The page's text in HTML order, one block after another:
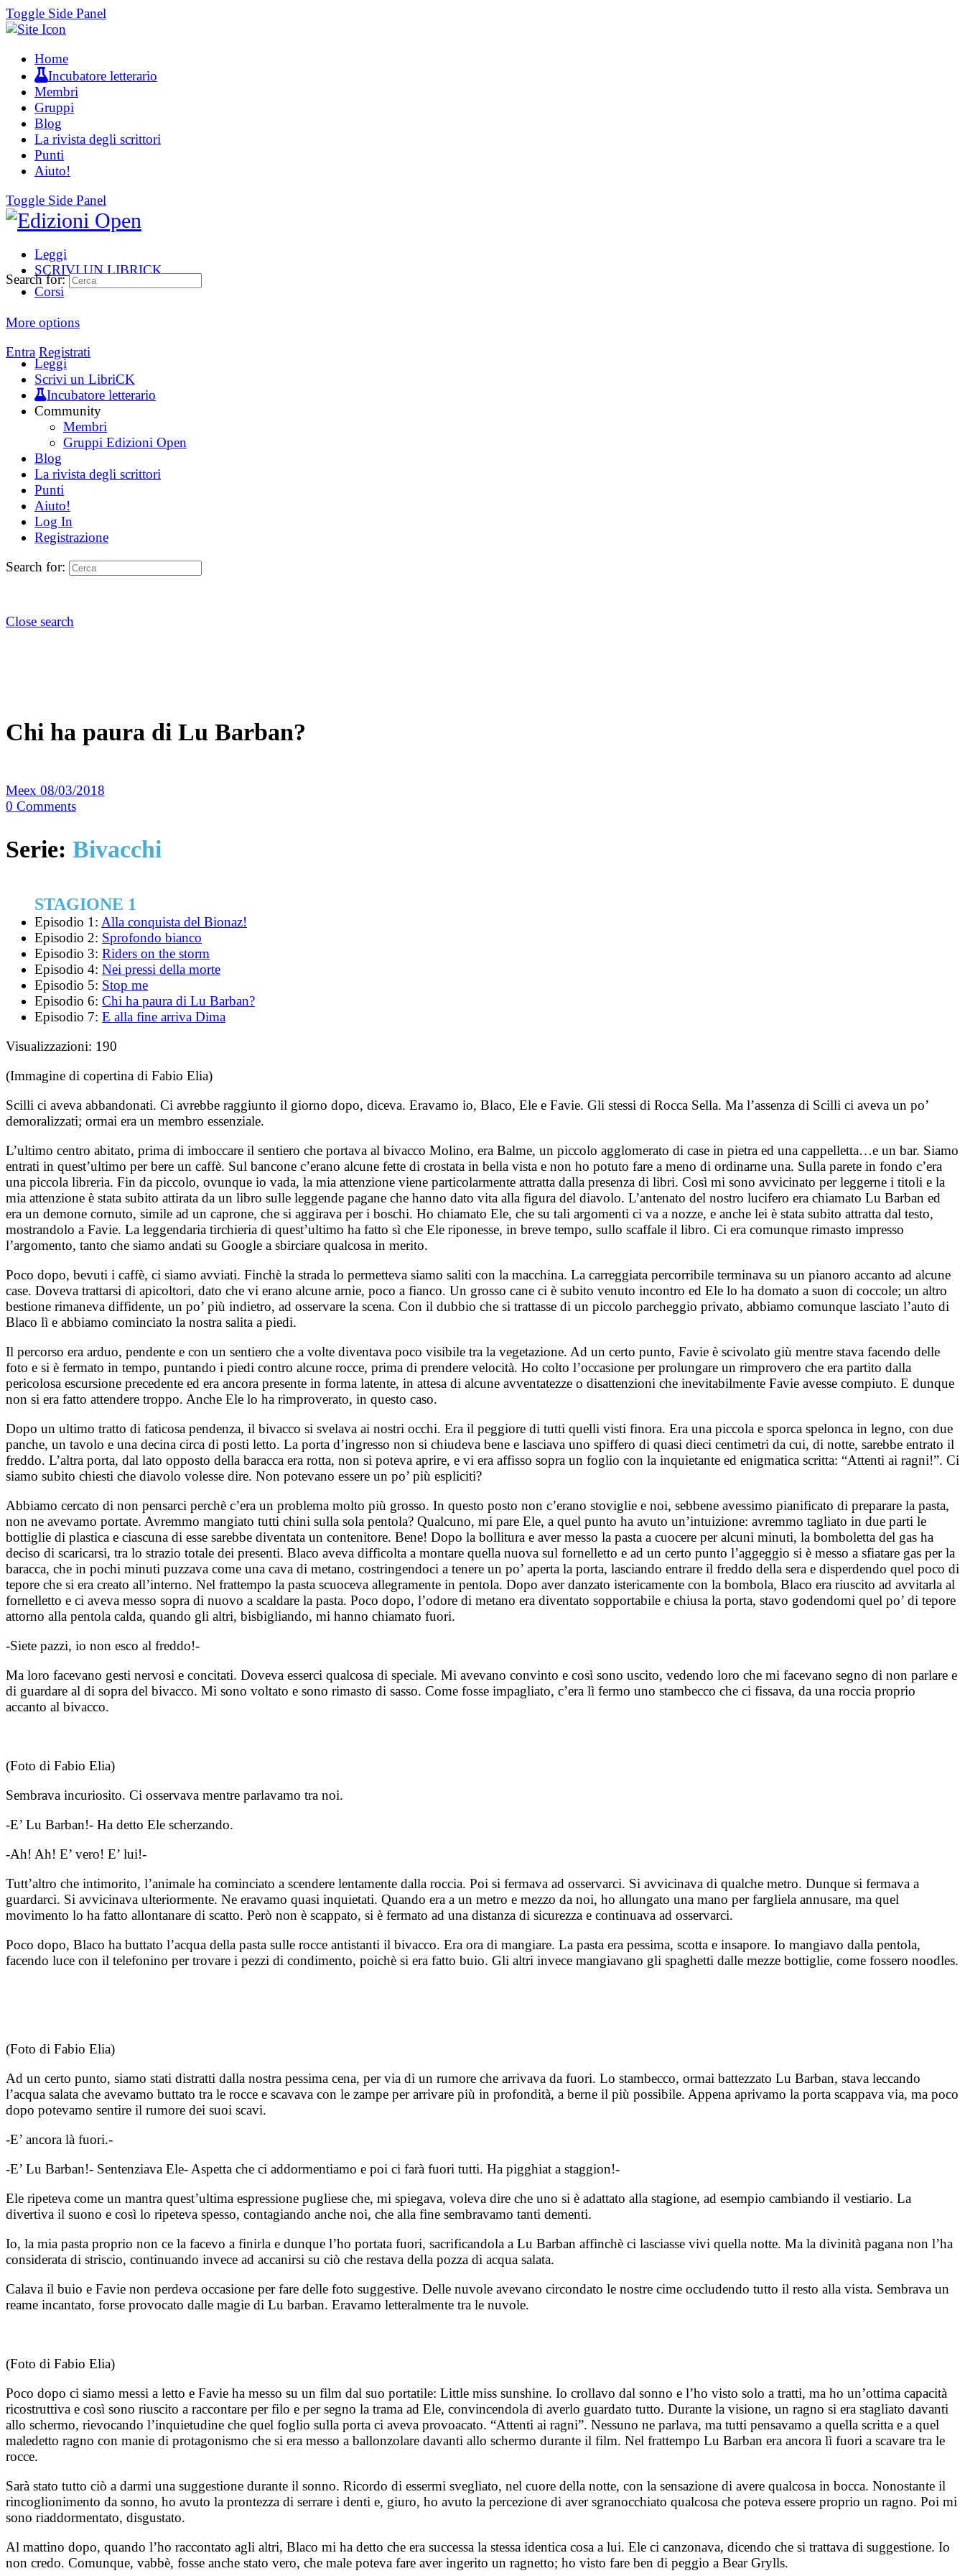
Toggle Side Panel
Home
Incubatore letterario
Membri
Gruppi
Blog
La rivista degli scrittori
Punti
Aiuto!
Toggle Side Panel
Leggi
SCRIVI UN LIBRICK
Corsi
More options
Entra Registrati
Search for:
Leggi
Scrivi un LibriCK
Incubatore letterario
Community
Membri
Gruppi Edizioni Open
Blog
La rivista degli scrittori
Punti
Aiuto!
Log In
Registrazione
Search for:
Close search
Chi ha paura di Lu Barban?
Meex 08/03/2018
0 Comments
Serie: Bivacchi
STAGIONE 1
Episodio 1: Alla conquista del Bionaz!
Episodio 2: Sprofondo bianco
Episodio 3: Riders on the storm
Episodio 4: Nei pressi della morte
Episodio 5: Stop me
Episodio 6: Chi ha paura di Lu Barban?
Episodio 7: E alla fine arriva Dima
Visualizzazioni: 190
(Immagine di copertina di Fabio Elia)
Scilli ci aveva abbandonati. Ci avrebbe raggiunto il giorno dopo, diceva. Eravamo io, Blaco, Ele e Favie. Gli stessi di Rocca Sella. Ma l’assenza di Scilli ci aveva un po’
demoralizzati; ormai era un membro essenziale.
L’ultimo centro abitato, prima di imboccare il sentiero che portava al bivacco Molino, era Balme, un piccolo agglomerato di case in pietra ed una cappelletta…e un bar. Siamo
entrati in quest’ultimo per bere un caffè. Sul bancone c’erano alcune fette di crostata in bella vista e non ho potuto fare a meno di ordinarne una. Sulla parete in fondo c’era
una piccola libreria. Fin da piccolo, ovunque io vada, la mia attenzione viene particolarmente attratta dalla presenza di libri. Così mi sono avvicinato per leggerne i titoli e la
mia attenzione è stata subito attirata da un libro sulle leggende pagane che hanno dato vita alla figura del diavolo. L’antenato del nostro lucifero era chiamato Lu Barban ed
era un demone cornuto, simile ad un caprone, che si aggirava per i boschi. Ho chiamato Ele, che su tali argomenti ci va a nozze, e anche lei è stata subito attratta dal testo,
mostrandolo a Favie. La leggendaria tirchieria di quest’ultimo ha fatto sì che Ele riponesse, in breve tempo, sullo scaffale il libro. Ci era comunque rimasto impresso
l’argomento, tanto che siamo andati su Google a sbirciare qualcosa in merito.
Poco dopo, bevuti i caffè, ci siamo avviati. Finchè la strada lo permetteva siamo saliti con la macchina. La carreggiata percorribile terminava su un pianoro accanto ad alcune
case. Doveva trattarsi di apicoltori, dato che vi erano alcune arnie, poco a fianco. Un grosso cane ci è subito venuto incontro ed Ele lo ha domato a suon di coccole; un altro
bestione rimaneva diffidente, un po’ più indietro, ad osservare la scena. Con il dubbio che si trattasse di un piccolo parcheggio privato, abbiamo comunque lasciato l’auto di
Blaco lì e abbiamo cominciato la nostra salita a piedi.
Il percorso era arduo, pendente e con un sentiero che a volte diventava poco visibile tra la vegetazione. Ad un certo punto, Favie è scivolato giù mentre stava facendo delle
foto e si è fermato in tempo, puntando i piedi contro alcune rocce, prima di prendere velocità. Ho colto l’occasione per prolungare un rimprovero che era partito dalla
pericolosa escursione precedente ed era ancora presente in forma latente, in attesa di alcune avventatezze o disattenzioni che inevitabilmente Favie avesse compiuto. E dunque
non si era fatto attendere troppo. Anche Ele lo ha rimproverato, in questo caso.
Dopo un ultimo tratto di faticosa pendenza, il bivacco si svelava ai nostri occhi. Era il peggiore di tutti quelli visti finora. Era una piccola e sporca spelonca in legno, con due
panche, un tavolo e una decina circa di posti letto. La porta d’ingresso non si chiudeva bene e lasciava uno spiffero di quasi dieci centimetri da cui, di notte, sarebbe entrato il
freddo. L’altra porta, dal lato opposto della baracca era rotta, non si poteva aprire, e vi era affisso sopra un foglio con la inquietante ed enigmatica scritta: “Attenti ai ragni!”. Ci
siamo subito chiesti che diavolo volesse dire. Non potevano essere un po’ più espliciti?
Abbiamo cercato di non pensarci perchè c’era un problema molto più grosso. In questo posto non c’erano stoviglie e noi, sebbene avessimo pianificato di preparare la pasta,
non ne avevamo portate. Avremmo mangiato tutti chini sulla sola pentola? Qualcuno, mi pare Ele, a quel punto ha avuto un’intuizione: avremmo tagliato in due parti le
bottiglie di plastica e ciascuna di esse sarebbe diventata un contenitore. Bene! Dopo la bollitura e aver messo la pasta a cuocere per alcuni minuti, la bomboletta del gas ha
deciso di scaricarsi, tra lo strazio totale dei presenti. Blaco aveva difficolta a montare quella nuova sul fornelletto e ad un certo punto l’aggeggio si è messo a sfiatare gas per la
baracca, che in pochi minuti puzzava come una cava di metano, costringendoci a tenere un po’ aperta la porta, lasciando entrare il freddo della sera e disperdendo quel poco di
tepore che si era creato all’interno. Nel frattempo la pasta scuoceva allegramente in pentola. Dopo aver danzato istericamente con la bombola, Blaco era riuscito ad avvitarla al
fornelletto e ci aveva messo sopra di nuovo a scaldare la pasta. Poco dopo, l’odore di metano era diventato sopportabile e chiusa la porta, stavo godendomi quel po’ di tepore
attorno alla pentola calda, quando gli altri, bisbigliando, mi hanno chiamato fuori.
-Siete pazzi, io non esco al freddo!-
Ma loro facevano gesti nervosi e concitati. Doveva esserci qualcosa di speciale. Mi avevano convinto e così sono uscito, vedendo loro che mi facevano segno di non parlare e
di guardare al di sopra del bivacco. Mi sono voltato e sono rimasto di sasso. Come fosse impagliato, c’era lì fermo uno stambecco che ci fissava, da una roccia proprio
accanto al bivacco.
(Foto di Fabio Elia)
Sembrava incuriosito. Ci osservava mentre parlavamo tra noi.
-E’ Lu Barban!- Ha detto Ele scherzando.
-Ah! Ah! E’ vero! E’ lui!-
Tutt’altro che intimorito, l’animale ha cominciato a scendere lentamente dalla roccia. Poi si fermava ad osservarci. Si avvicinava di qualche metro. Dunque si fermava a
guardarci. Si avvicinava ulteriormente. Ne eravamo quasi inquietati. Quando era a un metro e mezzo da noi, ho allungato una mano per fargliela annusare, ma quel
movimento lo ha fatto allontanare di scatto. Però non è scappato, si è fermato ad una distanza di sicurezza e continuava ad osservarci.
Poco dopo, Blaco ha buttato l’acqua della pasta sulle rocce antistanti il bivacco. Era ora di mangiare. La pasta era pessima, scotta e insapore. Io mangiavo dalla pentola,
facendo luce con il telefonino per trovare i pezzi di condimento, poichè si era fatto buio. Gli altri invece mangiavano gli spaghetti dalle mezze bottiglie, come fossero noodles.
(Foto di Fabio Elia)
Ad un certo punto, siamo stati distratti dalla nostra pessima cena, per via di un rumore che arrivava da fuori. Lo stambecco, ormai battezzato Lu Barban, stava leccando
l’acqua salata che avevamo buttato tra le rocce e scavava con le zampe per arrivare più in profondità, a berne il più possibile. Appena aprivamo la porta scappava via, ma poco
dopo potevamo sentire il rumore dei suoi scavi.
-E’ ancora là fuori.-
-E’ Lu Barban!- Sentenziava Ele- Aspetta che ci addormentiamo e poi ci farà fuori tutti. Ha pigghiat a staggion!-
Ele ripeteva come un mantra quest’ultima espressione pugliese che, mi spiegava, voleva dire che uno si è adattato alla stagione, ad esempio cambiando il vestiario. La
divertiva il suono e così lo ripeteva spesso, contagiando anche noi, che alla fine sembravamo tanti dementi.
Io, la mia pasta proprio non ce la facevo a finirla e dunque l’ho portata fuori, sacrificandola a Lu Barban affinchè ci lasciasse vivi quella notte. Ma la divinità pagana non l’ha
considerata di striscio, continuando invece ad accanirsi su ciò che restava della pozza di acqua salata.
Calava il buio e Favie non perdeva occasione per fare delle foto suggestive. Delle nuvole avevano circondato le nostre cime occludendo tutto il resto alla vista. Sembrava un
reame incantato, forse provocato dalle magie di Lu barban. Eravamo letteralmente tra le nuvole.
(Foto di Fabio Elia)
Poco dopo ci siamo messi a letto e Favie ha messo su un film dal suo portatile: Little miss sunshine. Io crollavo dal sonno e l’ho visto solo a tratti, ma ho un’ottima capacità
ricostruttiva e così sono riuscito a raccontare per filo e per segno la trama ad Ele, convincendola di averlo guardato tutto. Durante la visione, un ragno si era stagliato davanti
allo schermo, rievocando l’inquietudine che quel foglio sulla porta ci aveva provoacato. “Attenti ai ragni”. Nessuno ne parlava, ma tutti pensavamo a quella scritta e a quel
maledetto ragno con manie di protagonismo che si era messo a ballonzolare davanti allo schermo durante il film. Nel frattempo Lu Barban era ancora lì fuori a scavare tra le
rocce.
Sarà stato tutto ciò a darmi una suggestione durante il sonno. Ricordo di essermi svegliato, nel cuore della notte, con la sensazione di avere qualcosa in bocca. Nonostante il
rincoglionimento da sonno, ho avuto la prontezza di serrare i denti e, giuro, ho avuto la percezione di aver sgranocchiato qualcosa che poteva essere proprio un ragno. Poi mi
sono riaddormentato, disgustato.
Al mattino dopo, quando l’ho raccontato agli altri, Blaco mi ha detto che era successa la stessa identica cosa a lui. Ele ci canzonava, dicendo che si trattava di suggestione. Io
non credo. Comunque, vabbè, fosse anche stato vero, che male poteva fare aver ingerito un ragnetto; ho visto fare ben di peggio a Bear Grylls.